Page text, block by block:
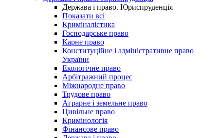
Держава і право. Юриспруденція
Показати всі
Криміналістика
Господарське право
Карне право
Конституційне і адміністративне право
України
Екологічне право
Арбітражний процес
Міжнародне право
Трудове право
Аграрне і земельне право
Цивільне право
Кримінологія
Фінансове право